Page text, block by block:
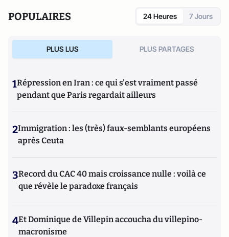
POPULAIRES 24 Heures 7 Jours
PLUS LUS PLUS PARTAGES
1Répression en Iran : ce qui s'est vraiment passé
pendant que Paris regardait ailleurs
2Immigration : les (très) faux-semblants européens
après Ceuta
3Record du CAC 40 mais croissance nulle : voilà ce
que révèle le paradoxe français
4Et Dominique de Villepin accoucha du villepino-
macronisme